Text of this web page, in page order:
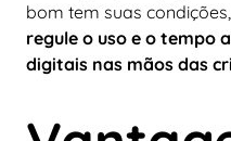
bom tem suas
regule o uso e o tempo
digitais nas mãos das